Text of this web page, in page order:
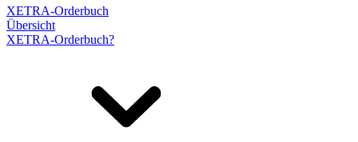
XETRA-Orderbuch
Übersicht
XETRA-Orderbuch?